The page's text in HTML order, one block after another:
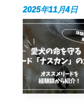
2025年11月4日